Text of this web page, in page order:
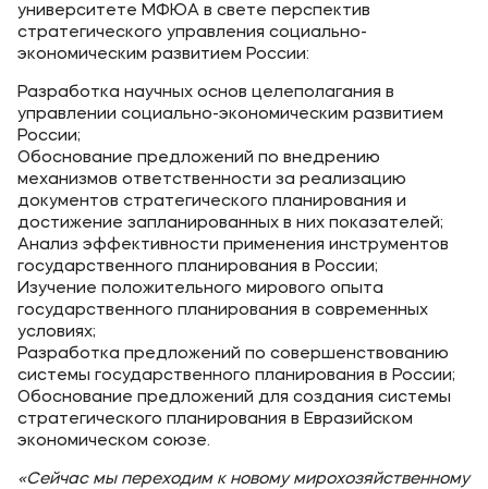
университете МФЮА в свете перспектив
стратегического управления социально-
экономическим развитием России:
Разработка научных основ целеполагания в
управлении социально-экономическим развитием
России;
Обоснование предложений по внедрению
механизмов ответственности за реализацию
документов стратегического планирования и
достижение запланированных в них показателей;
Анализ эффективности применения инструментов
государственного планирования в России;
Изучение положительного мирового опыта
государственного планирования в современных
условиях;
Разработка предложений по совершенствованию
системы государственного планирования в России;
Обоснование предложений для создания системы
стратегического планирования в Евразийском
экономическом союзе.
«Сейчас мы переходим к новому мирохозяйственному